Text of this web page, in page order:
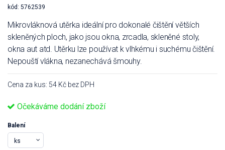
kód: 5762539
Mikrovláknová utěrka ideální pro dokonalé čištění větších
skleněných ploch, jako jsou okna, zrcadla, skleněné stoly,
okna aut atd. Utěrku lze používat k vlhkému i suchému čištění.
Nepouští vlákna, nezanechává šmouhy.
Cena za kus: 54 Kč bez DPH
Očekáváme dodání zboží
Balení